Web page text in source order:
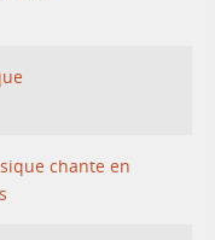
chante en